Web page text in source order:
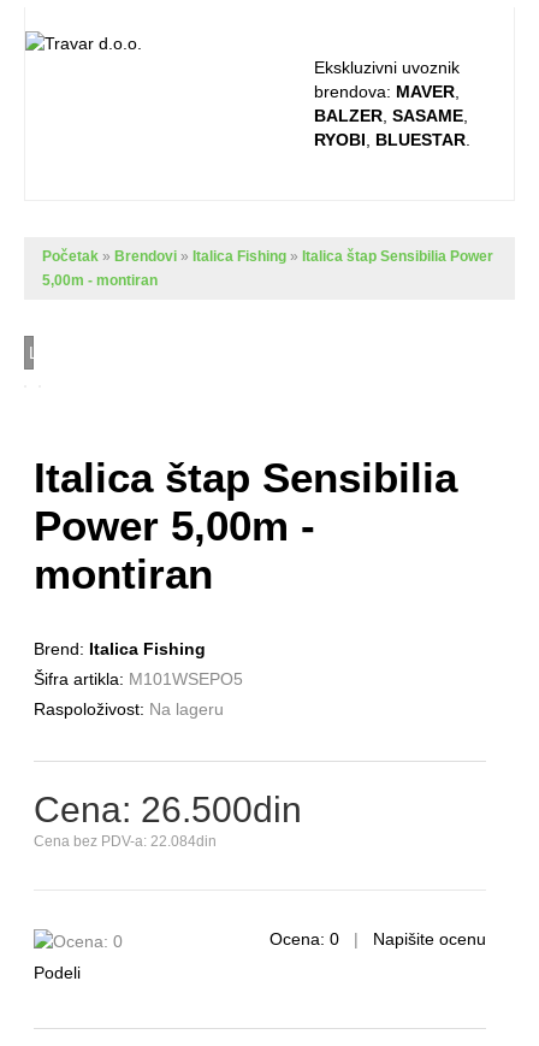
Ekskluzivni uvoznik
brendova: MAVER,
BALZER, SASAME,
RYOBI, BLUESTAR.
Početak » Brendovi » Italica Fishing » Italica štap Sensibilia Power
5,00m - montiran
Loading...
Italica štap Sensibilia
Power 5,00m -
montiran
Brend: Italica Fishing
Šifra artikla: M101WSEPO5
Raspoloživost: Na lageru
Cena: 26.500din
Cena bez PDV-a: 22.084din
Ocena: 0 | Napišite ocenu
Podeli